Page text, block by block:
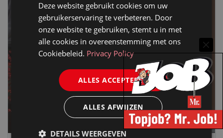
Deze website gebruikt cookies om uw
gebruikerservaring te verbeteren. Door
onze website te gebruiken, stemt u in met
alle cookies in overeenstemming met ons
Cookiebeleid. Privacy Policy
ALLES ACCEPTEREN
ALLES AFWIJZEN
DETAILS WEERGEVEN